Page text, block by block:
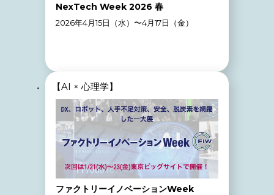
NexTech Week 2026 春
2026年4月15日（水）〜4月17日（金）
【AI × 心理学】
ファクトリーイノベーションWeek